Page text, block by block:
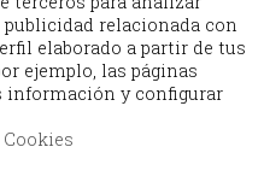
relacionada con
elaborado a partir de tus
ejemplo, las páginas
información y configurar
Cookies